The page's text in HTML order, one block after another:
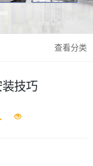
查看分类
技巧